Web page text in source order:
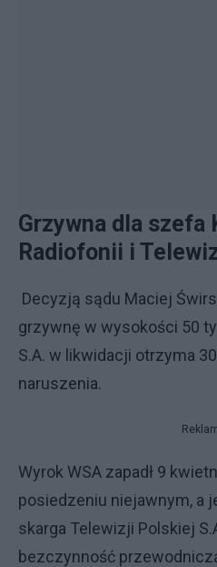
Grzywna dla szefa
Radiofonii i
Decyzją sądu Maciej
grzywnę w wysokości 50
S.A. w likwidacji otrzyma
naruszenia.
Wyrok WSA zapadł 9
posiedzeniu niejawnym, a
skarga Telewizji Polskiej
bezczynność